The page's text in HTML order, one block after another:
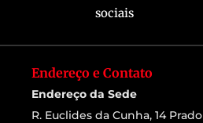
sociais
Endereço e Contato
Endereço da Sede
R. Euclides da Cunha, 14 Prado